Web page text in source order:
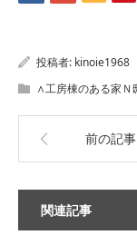
投稿者: kinoie1968
∧工房棟のある家Ｎ
前の記事
関連記事